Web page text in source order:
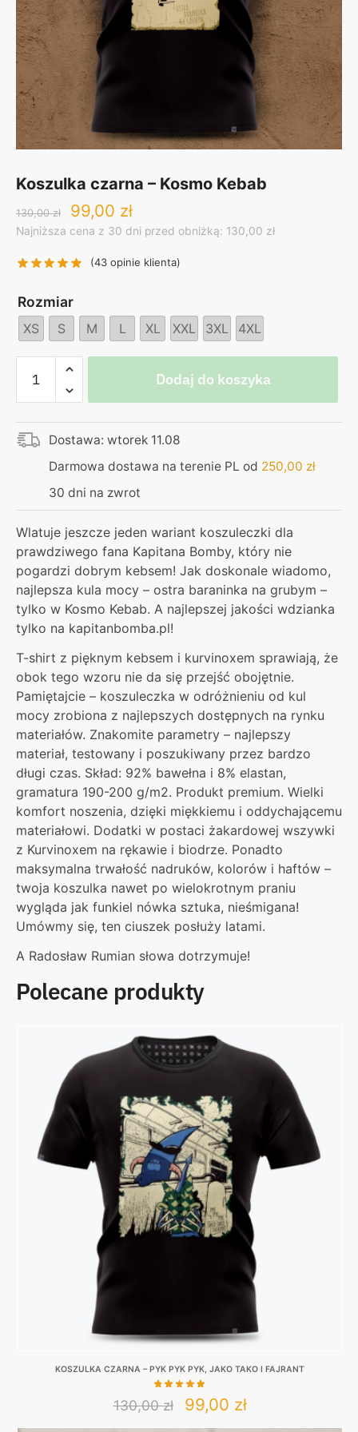
Koszulka czarna – Kosmo Kebab
130,00zł
Original
price
130,00 zł.
99,00 złCurrent
price
99,00 zł.
Najniższa cena z 30 dni przed obniżką: 130,00 zł
(43 opinie klienta)
Rozmiar
XS S M L XL XXL 3XL 4XL
Koszulka
czarna
–
Kosmo
Kebab
Dodaj do koszyka
Dostawa: wtorek 11.08
Darmowa dostawa na terenie PL od 250,00 zł
30 dni na zwrot
Wlatuje jeszcze jeden wariant koszuleczki dla
prawdziwego fana Kapitana Bomby, który nie
pogardzi dobrym kebsem! Jak doskonale wiadomo,
najlepsza kula mocy – ostra baraninka na grubym –
tylko w Kosmo Kebab. A najlepszej jakości wdzianka
tylko na kapitanbomba.pl!
T-shirt z pięknym kebsem i kurvinoxem sprawiają, że
obok tego wzoru nie da się przejść obojętnie.
Pamiętajcie – koszuleczka w odróżnieniu od kul
mocy zrobiona z najlepszych dostępnych na rynku
materiałów. Znakomite parametry – najlepszy
materiał, testowany i poszukiwany przez bardzo
długi czas. Skład: 92% bawełna i 8% elastan,
gramatura 190-200 g/m2. Produkt premium. Wielki
komfort noszenia, dzięki miękkiemu i oddychającemu
materiałowi. Dodatki w postaci żakardowej wszywki
z Kurvinoxem na rękawie i biodrze. Ponadto
maksymalna trwałość nadruków, kolorów i haftów –
twoja koszulka nawet po wielokrotnym praniu
wygląda jak funkiel nówka sztuka, nieśmigana!
Umówmy się, ten ciuszek posłuży latami.
A Radosław Rumian słowa dotrzymuje!
Polecane produkty
KOSZULKA CZARNA – PYK PYK PYK, JAKO TAKO I FAJRANT
130,00zł
Original
99,00 złCurrent
This